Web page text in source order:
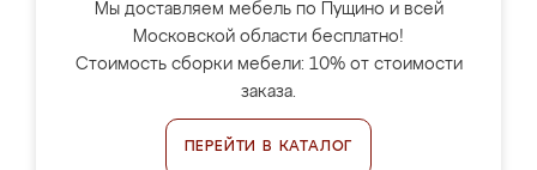
Мы доставляем мебель по Пущино и всей
Московской области бесплатно!
Стоимость сборки мебели: 10% от стоимости
заказа.
ПЕРЕЙТИ В КАТАЛОГ